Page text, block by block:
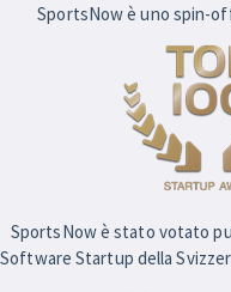
SportsNow è uno spin-
SportsNow è stato votato
Software Startup della